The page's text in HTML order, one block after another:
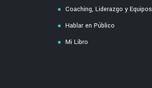
Coaching, Liderazgo y Equipos
Hablar en Público
Mi Libro